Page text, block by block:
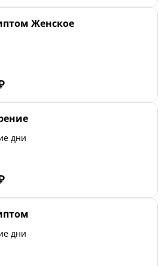
Женское
дни
дни